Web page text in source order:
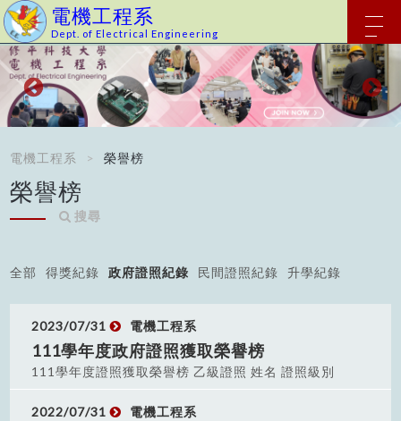
電機工程系
Dept. of Electrical Engineering
電機工程系 榮譽榜
榮譽榜
搜尋
全部 得獎紀錄 政府證照紀錄 民間證照紀錄 升學紀錄
2023/07/31 電機工程系
111學年度政府證照獲取榮譽榜
111學年度證照獲取榮譽榜 乙級證照 姓名 證照級別
林璟承 中華民國技術士 室內配線（屋內線路裝修）
楊竣堯 中華民國技術士 室內配線（屋內線路裝修）
2022/07/31 電機工程系